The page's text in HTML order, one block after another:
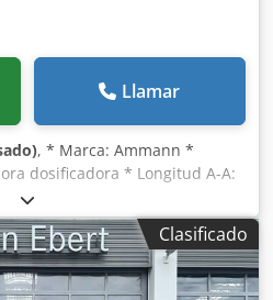
Llamar
, * Marca: Ammann *
dosificadora * Longitud A-A:
650 mm * Accionamiento:
stock: 6 unidades. Dkedpfx
Clasificado